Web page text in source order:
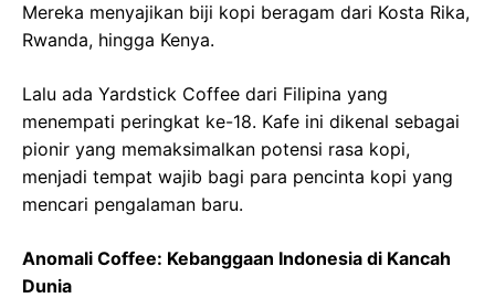
Mereka menyajikan biji kopi beragam dari Kosta Rika,
Rwanda, hingga Kenya.
Lalu ada Yardstick Coffee dari Filipina yang
menempati peringkat ke-18. Kafe ini dikenal sebagai
pionir yang memaksimalkan potensi rasa kopi,
menjadi tempat wajib bagi para pencinta kopi yang
mencari pengalaman baru.
Anomali Coffee: Kebanggaan Indonesia di Kancah
Dunia